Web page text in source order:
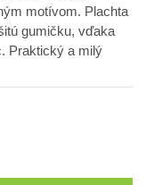
motívom. Plachta
gumičku, vďaka
Praktický a milý